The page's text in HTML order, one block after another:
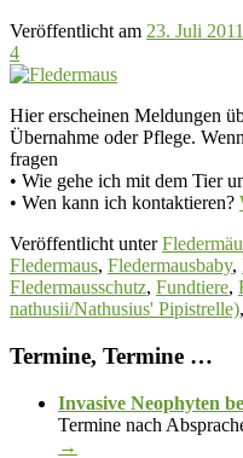
Veröffentlicht am 23. Juli 2011
4
Hier erscheinen Meldungen
Übernahme oder Pflege.
fragen
• Wie gehe ich mit dem Tier
• Wen kann ich kontaktieren?
Veröffentlicht unter
Fledermaus, Fledermausbaby,
Fledermausschutz, Fundtiere,
nathusii/Nathusius' Pipistrelle),
Termine, Termine …
Invasive Neophyten
Termine nach
→